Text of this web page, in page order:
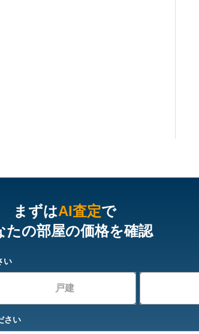
まずはAI査定で
たの部屋の価格を確認
い
戸建
さい